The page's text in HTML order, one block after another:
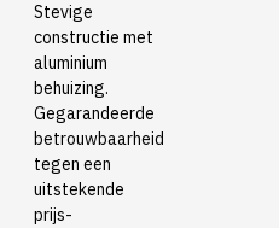
Stevige
constructie met
aluminium
behuizing.
Gegarandeerde
betrouwbaarheid
tegen een
uitstekende
prijs-